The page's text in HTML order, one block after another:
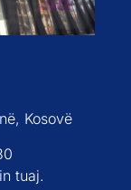
Kosovë
tuaj.